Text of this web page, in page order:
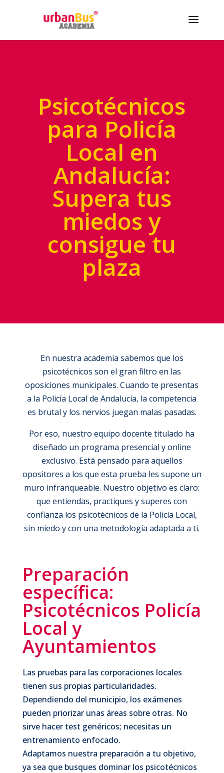
Psicotécnicos
para Policía
Local en
Andalucía:
Supera tus
miedos y
consigue tu
plaza
En nuestra academia sabemos que los
psicotécnicos son el gran filtro en las
oposiciones municipales. Cuando te presentas
a la Policía Local de Andalucía, la competencia
es brutal y los nervios juegan malas pasadas.
Por eso, nuestro equipo docente titulado ha
diseñado un programa presencial y online
exclusivo. Está pensado para aquellos
opositores a los que esta prueba les supone un
muro infranqueable. Nuestro objetivo es claro:
que entiendas, practiques y superes con
confianza los psicotécnicos de la Policía Local,
sin miedo y con una metodología adaptada a ti.
Preparación
específica:
Psicotécnicos Policía
Local y
Ayuntamientos
Las pruebas para las corporaciones locales
tienen sus propias particularidades.
Dependiendo del municipio, los exámenes
pueden priorizar unas áreas sobre otras. No
sirve hacer test genéricos; necesitas un
entrenamiento enfocado.
Adaptamos nuestra preparación a tu objetivo,
ya sea que busques dominar los psicotécnicos